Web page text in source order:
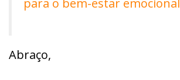
para o bem-estar emocional
Abraço,